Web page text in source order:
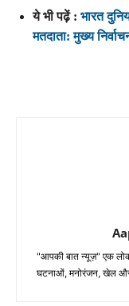
ये भी पढ़ें : भारत
मतदाता: मुख्य
"आपकी बात न्यूज़" एक
घटनाओं, मनोरंजन, खेल और